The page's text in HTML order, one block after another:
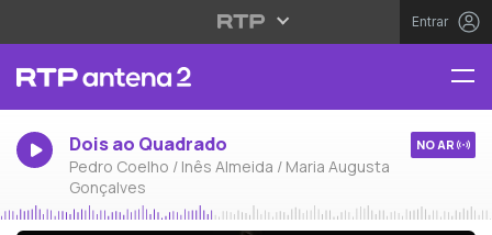
Entrar
Dois ao Quadrado
Pedro Coelho / Inês Almeida / Maria Augusta
Gonçalves
NO AR